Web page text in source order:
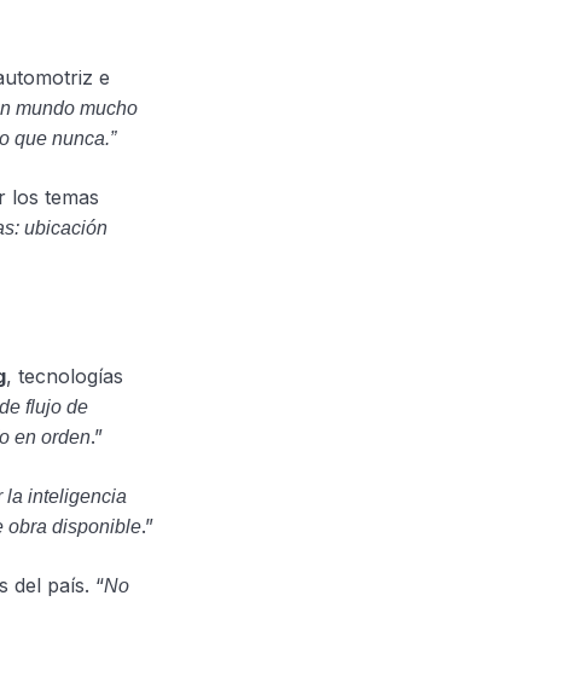
e
mundo mucho
que nunca.”
los temas
ubicación
, tecnologías
flujo de
en orden.”
la inteligencia
obra disponible.”
del país. “No